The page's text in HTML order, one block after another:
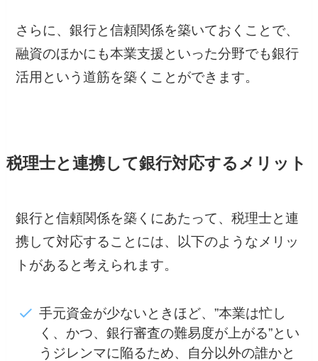
さらに、銀行と信頼関係を築いておくことで、
融資のほかにも本業支援といった分野でも銀行
活用という道筋を築くことができます。
税理士と連携して銀行対応するメリット
銀行と信頼関係を築くにあたって、税理士と連
携して対応することには、以下のようなメリッ
トがあると考えられます。
手元資金が少ないときほど、”本業は忙し
く、かつ、銀行審査の難易度が上がる”とい
うジレンマに陥るため、自分以外の誰かと